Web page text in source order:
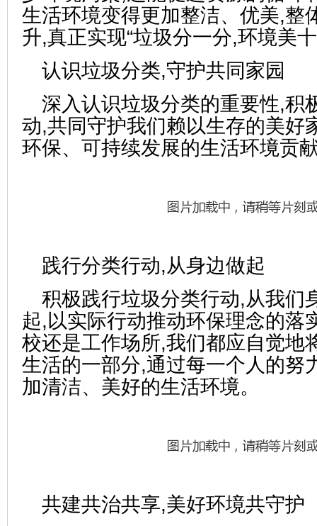
生活环境变得更加整洁、优美,整
升,真正实现“垃圾分一分,环境美
认识垃圾分类,守护共同家园
深入认识垃圾分类的重要性,积
动,共同守护我们赖以生存的美好
环保、可持续发展的生活环境贡
践行分类行动,从身边做起
积极践行垃圾分类行动,从我们
起,以实际行动推动环保理念的落
校还是工作场所,我们都应自觉地
生活的一部分,通过每一个人的努
加清洁、美好的生活环境。
共建共治共享,美好环境共守护